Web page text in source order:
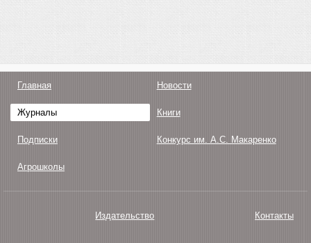
Главная Новости
Журналы Книги
Подписки Конкурс им. А.С. Макаренко
Агрошколы
Издательство Контакты